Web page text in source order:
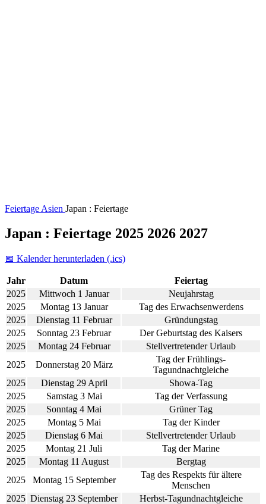
Feiertage Asien Japan : Feiertage
Japan : Feiertage 2025 2026 2027
📅 Kalender herunterladen (.ics)
Jahr Datum
Feiertag
2025
Mittwoch 1 Januar
Neujahrstag
2025
Montag 13 Januar
Tag des Erwachsenwerdens
2025
Dienstag 11 Februar
Gründungstag
2025
Sonntag 23 Februar
Der Geburtstag des Kaisers
2025
Montag 24 Februar
Stellvertretender Urlaub
2025
Donnerstag 20 März
Tag der Frühlings-
Tagundnachtgleiche
2025
Dienstag 29 April
Showa-Tag
2025
Samstag 3 Mai
Tag der Verfassung
2025
Sonntag 4 Mai
Grüner Tag
2025
Montag 5 Mai
Tag der Kinder
2025
Dienstag 6 Mai
Stellvertretender Urlaub
2025
Montag 21 Juli
Tag der Marine
2025
Montag 11 August
Bergtag
2025
Montag 15 September
Tag des Respekts für ältere
Menschen
2025 Dienstag 23 September
Herbst-Tagundnachtgleiche